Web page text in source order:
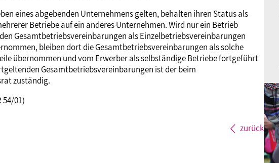
eines abgebenden Unternehmens gelten, behalten ihren Status als
Betriebe auf ein anderes Unternehmen. Wird nur ein Betrieb
Gesamtbetriebsvereinbarungen als Einzelbetriebsvereinbarungen
bleiben dort die Gesamtbetriebsvereinbarungen als solche
übernommen und vom Erwerber als selbständige Betriebe fortgeführt
Gesamtbetriebsvereinbarungen ist der beim
zuständig.
54/01)
zurück